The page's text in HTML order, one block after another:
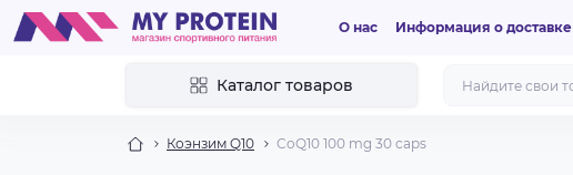
О нас Информация о доставке
Каталог товаров
Коэнзим Q10 CoQ10 100 mg 30 caps